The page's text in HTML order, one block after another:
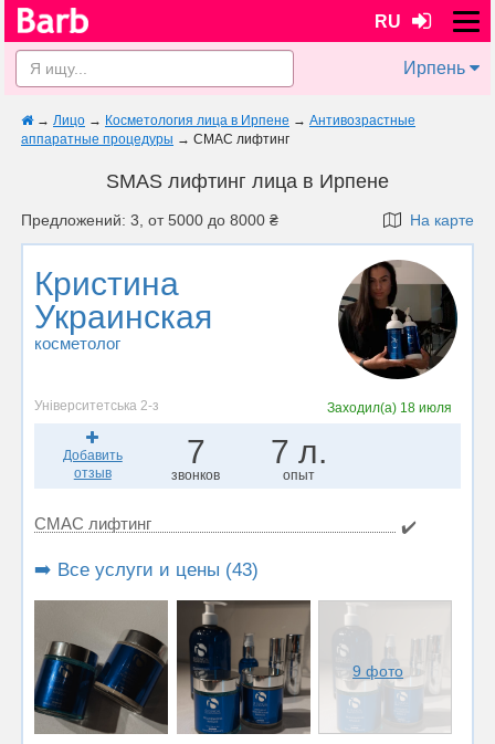
RU
Ирпень
→ Лицо → Косметология лица в Ирпене → Антивозрастные
аппаратные процедуры → СМАС лифтинг
SMAS лифтинг лица в Ирпене
Предложений: 3, от 5000 до 8000 ₴ На карте
Кристина
Украинская
косметолог
Університетська 2-з Заходил(а) 18 июля
Добавить
отзыв
7
звонков
7 л.
опыт
СМАС лифтинг ✔️
➡️ Все услуги и цены (43)
9 фото